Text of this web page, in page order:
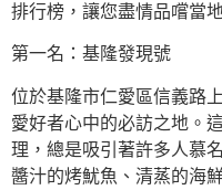
排行榜，讓您盡情品嚐當
第一名：基隆發現號
位於基隆市仁愛區信義路
愛好者心中的必訪之地。
理，總是吸引著許多人慕
醬汁的烤魷魚、清蒸的海